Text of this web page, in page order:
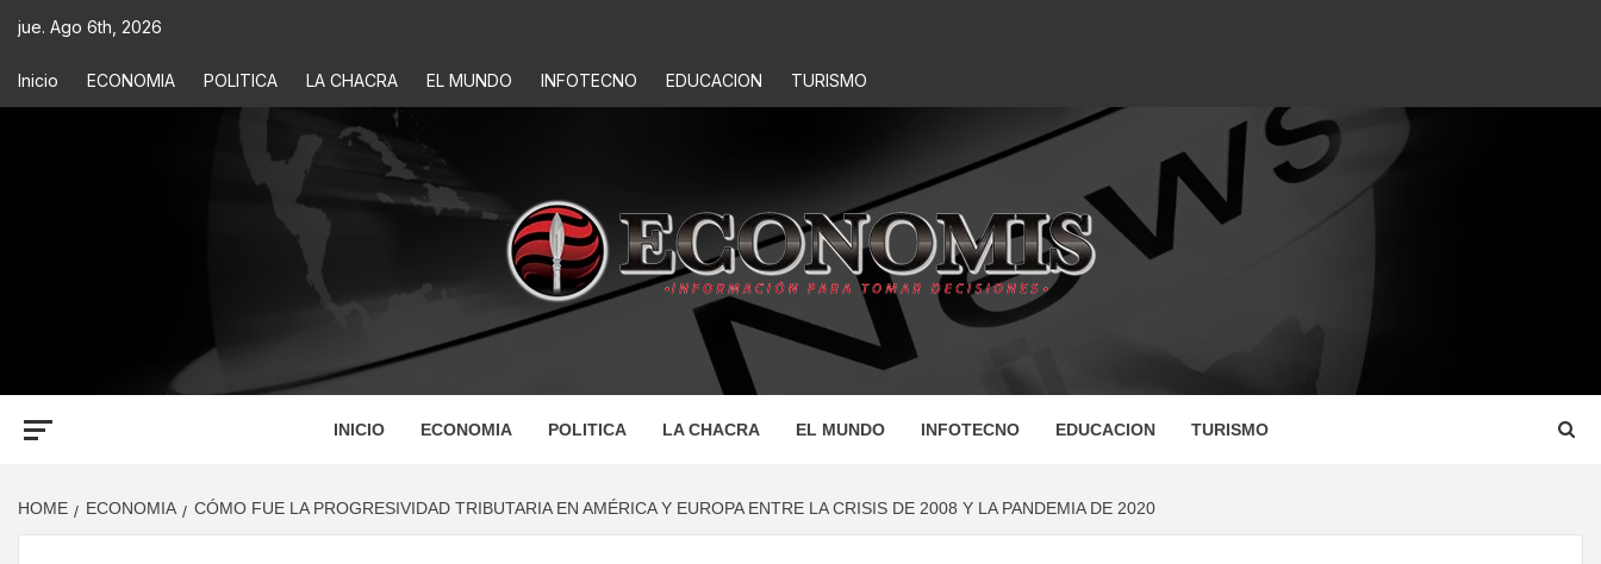
jue. Ago 6th, 2026
Inicio ECONOMIA POLITICA LA CHACRA EL MUNDO INFOTECNO EDUCACION TURISMO
ECONOMIS
INICIO ECONOMIA POLITICA LA CHACRA EL MUNDO INFOTECNO EDUCACION TURISMO
HOME ECONOMIA CÓMO FUE LA PROGRESIVIDAD TRIBUTARIA EN AMÉRICA Y EUROPA ENTRE LA CRISIS DE 2008 Y LA PANDEMIA DE 2020